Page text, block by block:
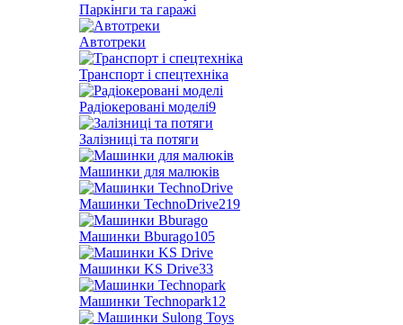
Паркінги та гаражі
Автотреки
Транспорт і спецтехніка
Радіокеровані моделі9
Залізниці та потяги
Машинки для малюків
Машинки TechnoDrive219
Машинки Bburago105
Машинки KS Drive33
Машинки Technopark12